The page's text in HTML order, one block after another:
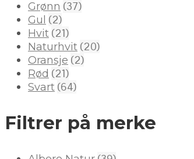
Grønn (37)
Gul (2)
Hvit (21)
Naturhvit (20)
Oransje (2)
Rød (21)
Svart (64)
Filtrer på merke